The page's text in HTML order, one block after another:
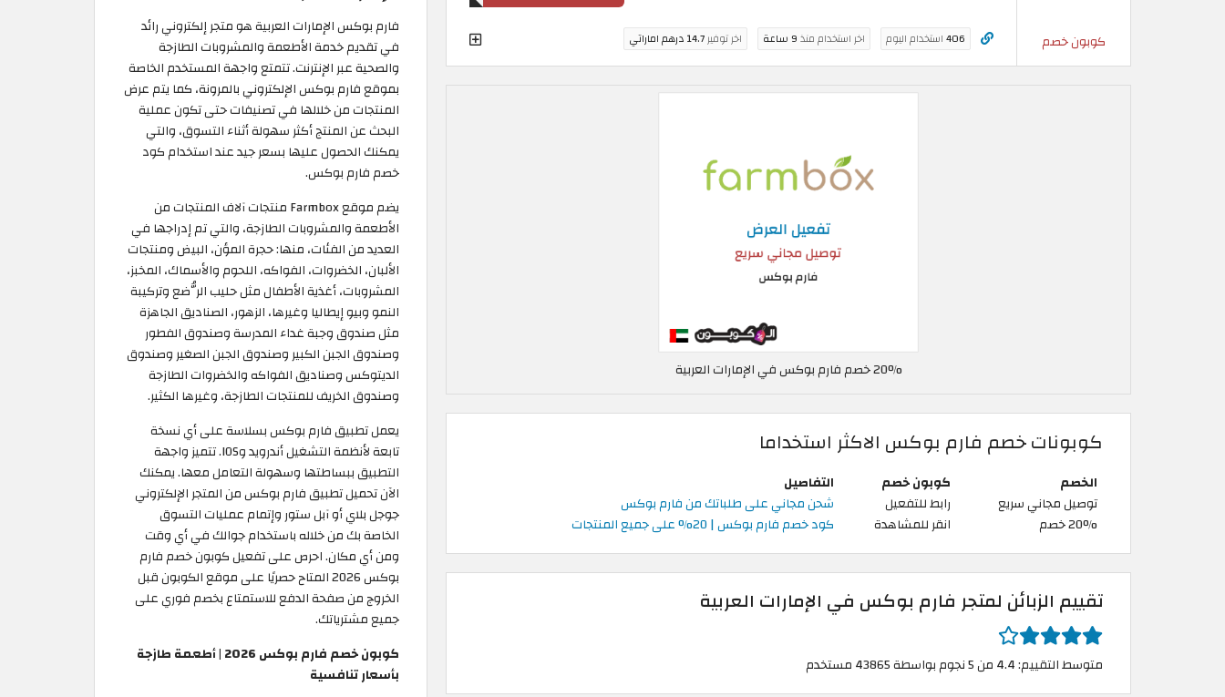
كوبون خصم 406استخدام اليوم اخر استخدام منذ9 ساعة اخر توفير14.7 درهم اماراتي
20% خصم فارم بوكس في الإمارات العربية
كوبونات خصم فارم بوكس الاكثر استخداما
الخصم كوبون خصم
التفاصيل
توصيل مجاني سريع
رابط للتفعيل
شحن مجاني على طلباتك من فارم بوكس
20% خصم
انقر للمشاهدة كود خصم فارم بوكس | 20% على جميع المنتجات
تقييم الزبائن لمتجر فارم بوكس في الإمارات العربية
متوسط التقييم: 4.4 من 5 نجوم بواسطة 43865 مستخدم
فارم بوكس الإمارات العربية هو متجر إلكتروني رائد
في تقديم خدمة الأطعمة والمشروبات الطازجة
والصحية عبر الإنترنت. تتمتع واجهة المستخدم الخاصة
بموقع فارم بوكس الإلكتروني بالمرونة، كما يتم عرض
المنتجات من خلالها في تصنيفات حتى تكون عملية
البحث عن المنتج أكثر سهولة أثناء التسوق، والتي
يمكنك الحصول عليها بسعر جيد عند استخدام كود
خصم فارم بوكس.
يضم موقع Farmbox منتجات آلاف المنتجات من
الأطعمة والمشروبات الطازجة، والتي تم إدراجها في
العديد من الفئات، منها: حجرة المؤن، البيض ومنتجات
الألبان، الخضروات، الفواكه، اللحوم والأسماك، المخبز،
المشروبات، أغذية الأطفال مثل حليب الرُّضع وتركيبة
النمو وبيو إيطاليا وغيرها، الزهور، الصناديق الجاهزة
مثل صندوق وجبة غداء المدرسة وصندوق الفطور
وصندوق الجبن الكبير وصندوق الجبن الصغير وصندوق
الديتوكس وصناديق الفواكه والخضروات الطازجة
وصندوق الخريف للمنتجات الطازجة، وغيرها الكثير.
يعمل تطبيق فارم بوكس بسلاسة على أي نسخة
تابعة لأنظمة التشغيل أندرويد وIOS. تتميز واجهة
التطبيق ببساطتها وسهولة التعامل معها. يمكنك
الآن تحميل تطبيق فارم بوكس من المتجر الإلكتروني
جوجل بلاي أو آبل ستور وإتمام عمليات التسوق
الخاصة بك من خلاله باستخدام جوالك في أي وقت
ومن أي مكان. احرص على تفعيل كوبون خصم فارم
بوكس 2026 المتاح حصريًا على موقع الكوبون قبل
الخروج من صفحة الدفع للاستمتاع بخصم فوري على
جميع مشترياتك.
كوبون خصم فارم بوكس 2026 | أطعمة طازجة
بأسعار تنافسية